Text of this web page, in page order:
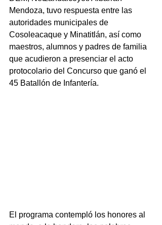
Mendoza, tuvo respuesta entre las
autoridades municipales de
Cosoleacaque y Minatitlán, así como
maestros, alumnos y padres de familia
que acudieron a presenciar el acto
protocolario del Concurso que ganó el
45 Batallón de Infantería.
El programa contempló los honores al